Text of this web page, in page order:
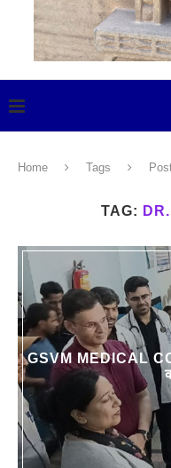
Home Tags
TAG:
GSVM MEDICAL